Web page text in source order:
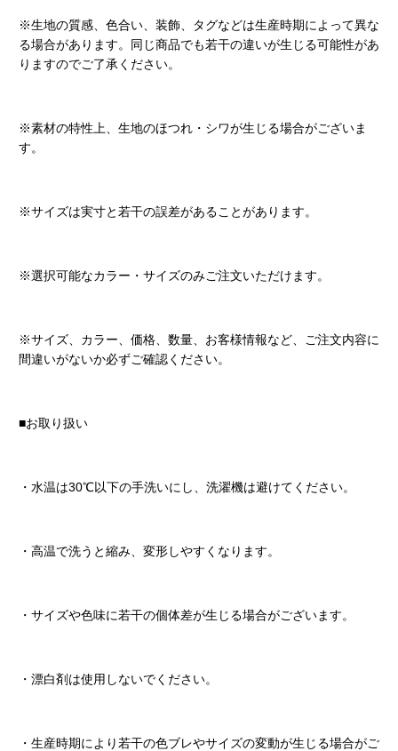
※生地の質感、色合い、装飾、タグなどは生産時期によって異な
る場合があります。同じ商品でも若干の違いが生じる可能性があ
りますのでご了承ください。
※素材の特性上、生地のほつれ・シワが生じる場合がございま
す。
※サイズは実寸と若干の誤差があることがあります。
※選択可能なカラー・サイズのみご注文いただけます。
※サイズ、カラー、価格、数量、お客様情報など、ご注文内容に
間違いがないか必ずご確認ください。
■お取り扱い
・水温は30℃以下の手洗いにし、洗濯機は避けてください。
・高温で洗うと縮み、変形しやすくなります。
・サイズや色味に若干の個体差が生じる場合がございます。
・漂白剤は使用しないでください。
・生産時期により若干の色ブレやサイズの変動が生じる場合がご